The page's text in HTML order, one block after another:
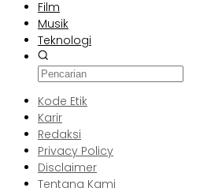
Film
Musik
Teknologi
Kode Etik
Karir
Redaksi
Privacy Policy
Disclaimer
Tentang Kami